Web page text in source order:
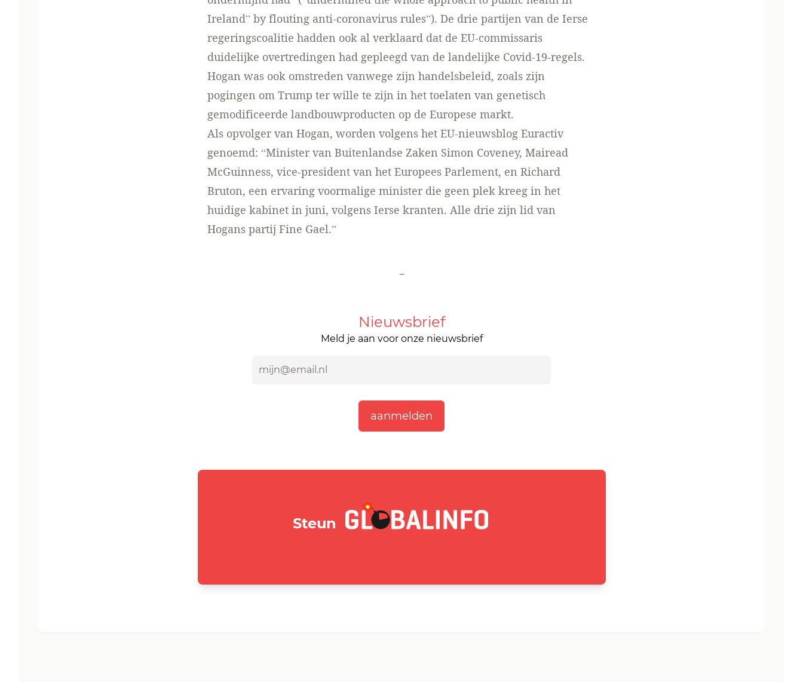
Ireland” by flouting anti-coronavirus rules”). De drie partijen van de Ierse
regeringscoalitie hadden ook al verklaard dat de EU-commissaris
duidelijke overtredingen had gepleegd van de landelijke Covid-19-regels.
Hogan was ook omstreden vanwege zijn handelsbeleid, zoals zijn
pogingen om Trump ter wille te zijn in het toelaten van genetisch
gemodificeerde landbouwproducten op de Europese markt.
Als opvolger van Hogan, worden volgens het EU-nieuwsblog Euractiv
genoemd: “Minister van Buitenlandse Zaken Simon Coveney, Mairead
McGuinness, vice-president van het Europees Parlement, en Richard
Bruton, een ervaring voormalige minister die geen plek kreeg in het
huidige kabinet in juni, volgens Ierse kranten. Alle drie zijn lid van
Hogans partij Fine Gael.”
-
Nieuwsbrief
Meld je aan voor onze nieuwsbrief
Steun GLOBALINFO.nl